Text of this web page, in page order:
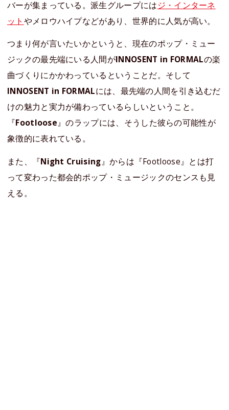
バーが集まっている。派生グループにはジ・インターネ
ット やメロウハイプなどがあり、世界的に人気が高い。
つまり何が言いたいかというと、現在のポップ・ミュー
ジックの最先端にいる人間がINNOSENT in FORMALの楽
曲づくりにかかわっているということだ。そして
INNOSENT in FORMALには、最先端の人間を引き込むだ
けの魅力と実力が備わっているらしいということ。
『Footloose』のラップには、そうした彼らの可能性が
象徴的に表れている。
また、『Night Cruising』からは『Footloose』とは打
って変わった都会的ポップ・ミュージックのセンスも見
える。